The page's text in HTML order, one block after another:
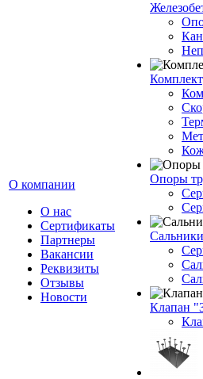
О компании
О нас
Сертификаты
Партнеры
Вакансии
Реквизиты
Отзывы
Новости
Опоры
Сальники
Клапан